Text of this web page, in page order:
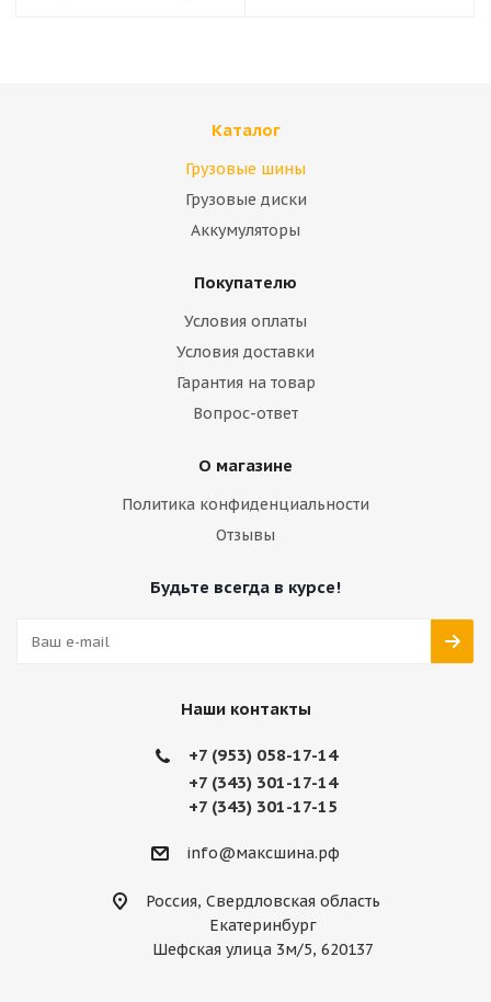
Каталог
Грузовые шины
Грузовые диски
Аккумуляторы
Покупателю
Условия оплаты
Условия доставки
Гарантия на товар
Вопрос-ответ
О магазине
Политика конфиденциальности
Отзывы
Будьте всегда в курсе!
Наши контакты
+7 (953) 058-17-14
+7 (343) 301-17-14
+7 (343) 301-17-15
info@максшина.рф
Россия, Свердловская область
Екатеринбург
Шефская улица 3м/5, 620137